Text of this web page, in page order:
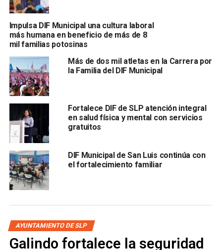
atendido más de 100 usuarios, ofreciendo una alternativa
las colonias donde opera la Ruta itinerante.
La presidenta del
Márquez,destacó que esta estrategia responde a la
instrucción del Alcalde Enrique Galindo Ceballos de
acercar los servicios de salud a la ciudadanía y facilitar el
acceso a la atención médica preventiva.
La Ruta de la Salud 3.0 fija, brinda atención de lunes a
jueves, en un horario de 9:00 de la mañana a 2:00 de la
tarde, con el objetivo de seguir construyendo un San Luis
todas las familias que habitan la Capital potosina
ARTÍCULOS RELACIONADOS:
ESTELA ARRIAGA MÁRQUEZ
Impulsa DIF Municipal una cultura laboral
más humana en beneficio de más de 8
mil familias potosinas
Más de dos mil atletas en la Carrera por
la Familia del DIF Municipal
Fortalece DIF de SLP atención integral
en salud física y mental con servicios
gratuitos
DIF Municipal de San Luis continúa con
el fortalecimiento familiar
AYUNTAMIENTO DE SLP
Galindo fortalece la seguridad